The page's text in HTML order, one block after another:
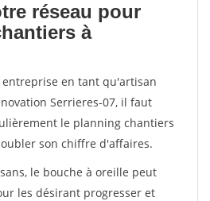
réseau pour
à
en tant qu'artisan
Serrieres-07, il faut
le planning chantiers
son chiffre d'affaires.
le bouche à oreille peut
les désirant progresser et